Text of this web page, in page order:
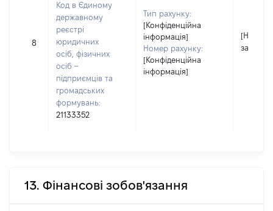
8
Код в Єдиному
державному
реєстрі
юридичних
осіб, фізичних
осіб –
підприємців та
громадських
формувань:
21133352
Тип рахунку:
[Конфіденційна
інформація]
Номер рахунку:
[Конфіденційна
інформація]
[Не
13. Фінансові зобов'язання